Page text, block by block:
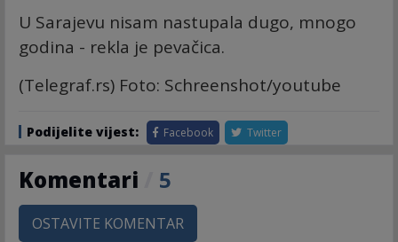
U Sarajevu nisam nastupala dugo, mnogo
godina - rekla je pevačica.
(Telegraf.rs) Foto: Schreenshot/youtube
Podijelite vijest: Facebook Twitter
Komentari 5
OSTAVITE KOMENTAR